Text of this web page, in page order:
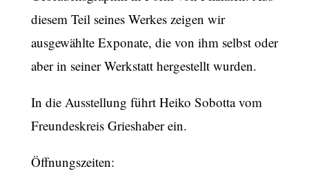
diesem Teil seines Werkes zeigen wir
ausgewählte Exponate, die von ihm selbst oder
aber in seiner Werkstatt hergestellt wurden.
In die Ausstellung führt Heiko Sobotta vom
Freundeskreis Grieshaber ein.
Öffnungszeiten: